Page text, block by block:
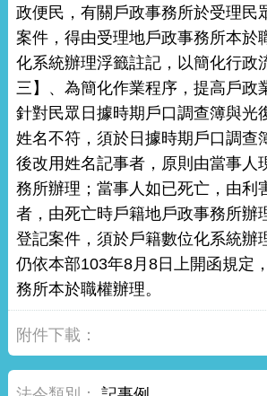
政便民，有關戶政事務所於受理民
案件，得由受理地戶政事務所本於
化系統辦理浮籤註記，以簡化行政
三】、為簡化作業程序，提高戶政
針對民眾日據時期戶口調查簿與光
姓名不符，須於日據時期戶口調查
後改用姓名記事者，原則由當事人
務所辦理；當事人如已死亡，由利
者，由死亡時戶籍地戶政事務所辦
登記案件，須於戶籍數位化系統辦
仍依本部103年8月8日上開函規定
務所本於職權辦理。